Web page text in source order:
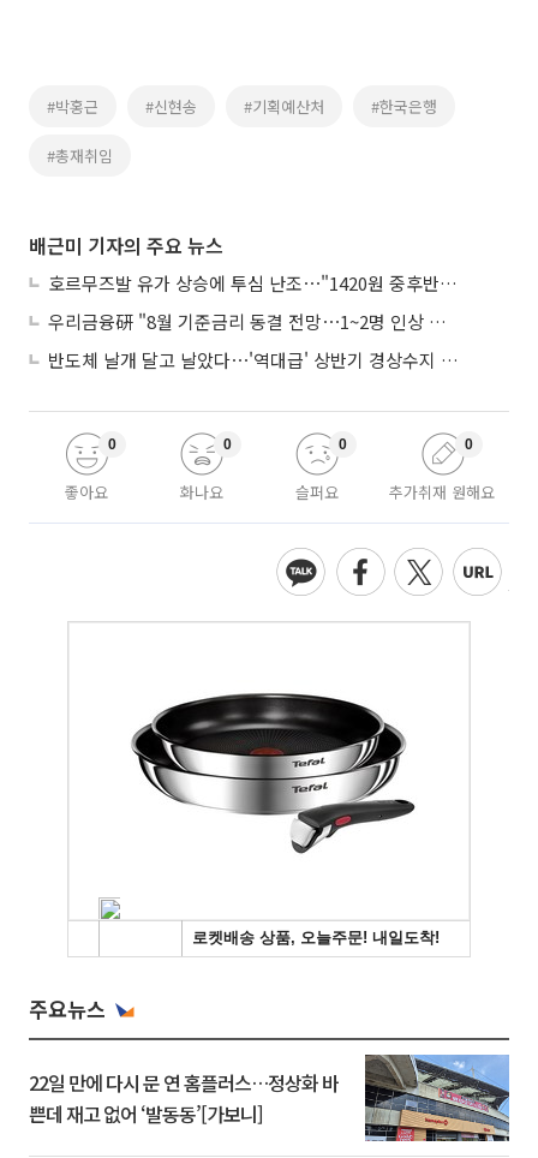
#박홍근 #신현송 #기획예산처 #한국은행
#총재취임
배근미 기자의 주요 뉴스
호르무즈발 유가 상승에 투심 난조⋯"1420원 중후반 등락"
우리금융硏 "8월 기준금리 동결 전망⋯1~2명 인상 소수의견 낼 것"
반도체 날개 달고 날았다⋯'역대급' 상반기 경상수지 흑자 2000억달러 육박
좋아요
0
화나요
0
슬퍼요
0
추가취재 원해요
0
주요뉴스
22일 만에 다시 문 연 홈플러스…정상화 바
쁜데 재고 없어 ‘발동동’[가보니]